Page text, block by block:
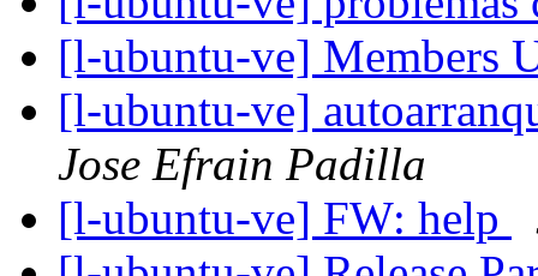
[l-ubuntu-ve] Members
[l-ubuntu-ve]
Jose Efrain Padilla
[l-ubuntu-ve] FW: help